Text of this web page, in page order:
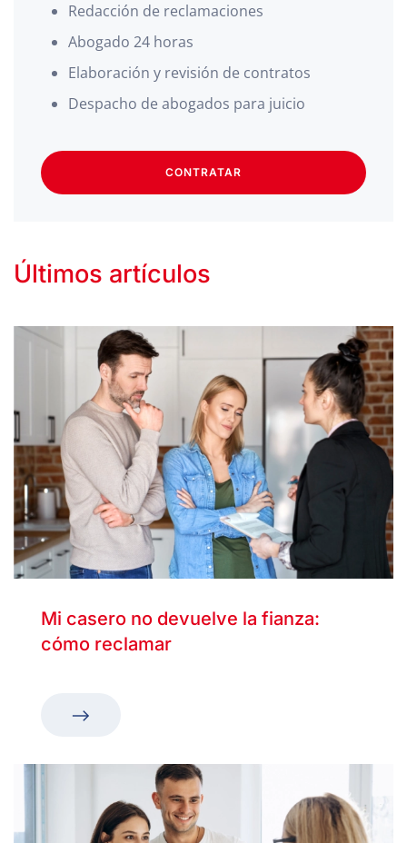
Redacción de reclamaciones
Abogado 24 horas
Elaboración y revisión de contratos
Despacho de abogados para juicio
CONTRATAR
Últimos artículos
Mi casero no devuelve la fianza:
cómo reclamar